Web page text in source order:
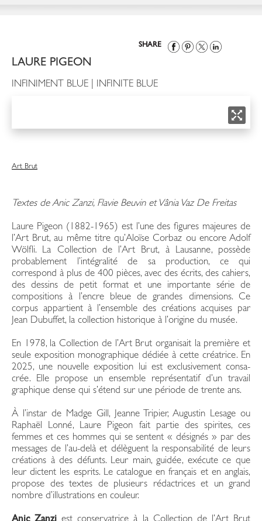
SHARE
LAURE PIGEON
INFINIMENT BLUE | INFINITE BLUE
Art Brut
Textes de Anic Zanzi, Flavie Beuvin et Vânia Vaz De Freitas
Laure Pigeon (1882-1965) est l’une des figures majeures de
l’Art Brut, au même titre qu’Aloïse Corbaz ou encore Adolf
Wölfli. La Collection de l’Art Brut, à Lausanne, possède
probablement l’intégralité de sa production, ce qui
correspond à plus de 400 pièces, avec des écrits, des cahiers,
des dessins de petit format et une importante série de
compositions à l’encre bleue de grandes dimensions. Ce
corpus appartient à l’ensemble des créations acquises par
Jean Dubuffet, la col­lection historique à l’origine du musée.
En 1978, la Collection de l’Art Brut organisait la première et
seule exposition monogra­phique dédiée à cette créatrice. En
2025, une nouvelle exposition lui est exclusivement consa­
crée. Elle propose un ensemble représentatif d’un travail
graphique dense qui s’étend sur une période de trente ans.
À l’instar de Madge Gill, Jeanne Tripier, Augustin Lesage ou
Raphaël Lonné, Laure Pigeon fait partie des spirites, ces
femmes et ces hommes qui se sentent « désignés » par des
messages de l’au-delà et délèguent la responsabilité de leurs
créations à des défunts. Leur main, guidée, exé­cute ce que
leur dictent les esprits. Le catalogue en français et en anglais,
propose des textes de plusieurs rédactrices et un grand
nombre d’illustrations en couleur.